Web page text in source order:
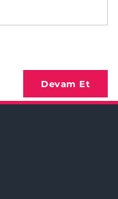
Devam Et